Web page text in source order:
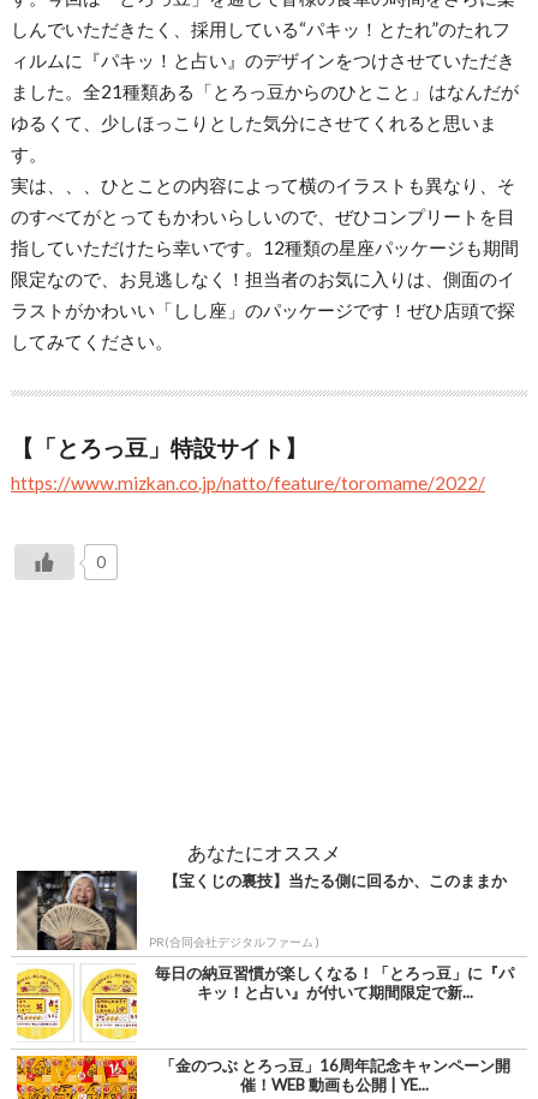
しんでいただきたく、採用している“パキッ！とたれ”のたれフ
ィルムに『パキッ！と占い』のデザインをつけさせていただき
ました。全21種類ある「とろっ豆からのひとこと」はなんだが
ゆるくて、少しほっこりとした気分にさせてくれると思いま
す。
実は、、、ひとことの内容によって横のイラストも異なり、そ
のすべてがとってもかわいらしいので、ぜひコンプリートを目
指していただけたら幸いです。12種類の星座パッケージも期間
限定なので、お見逃しなく！担当者のお気に入りは、側面のイ
ラストがかわいい「しし座」のパッケージです！ぜひ店頭で探
してみてください。
【「とろっ豆」特設サイト】
https://www.mizkan.co.jp/natto/feature/toromame/2022/
0
あなたにオススメ
【宝くじの裏技】当たる側に回るか、このままか
PR(合同会社デジタルファーム )
毎日の納豆習慣が楽しくなる！「とろっ豆」に『パ
キッ！と占い』が付いて期間限定で新...
「金のつぶ とろっ豆」16周年記念キャンペーン開
催！WEB 動画も公開 | YE...